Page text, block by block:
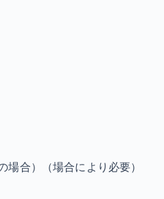
場合）
（場合により必要）